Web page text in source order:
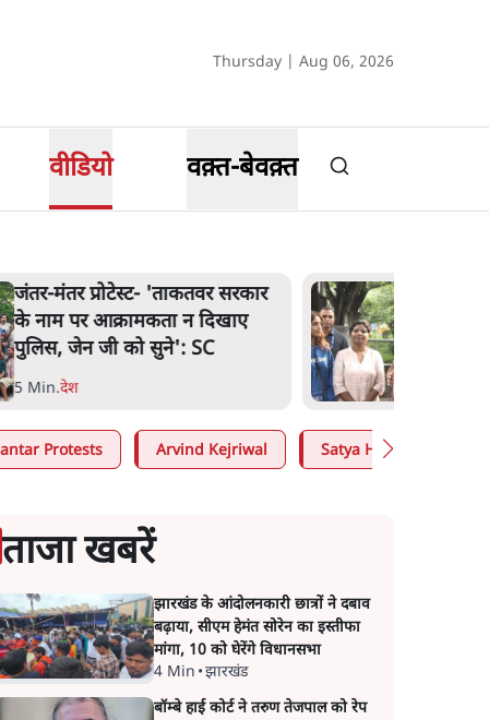
Thursday | Aug 06, 2026
वीडियो वक़्त-बेवक़्त
जंतर मंतर प्रोटेस्ट: 'युवाओं को
प्रताड़ित किया जा रहा है, पर मोदी-
शाह में बोलने की हिम्मत नहीं'- राहुल
7 Min.देश
Protests Arvind Kejriwal Satya Hindi
ताजा खबरें
झारखंड के आंदोलनकारी छात्रों ने दबाव
बढ़ाया, सीएम हेमंत सोरेन का इस्तीफा
मांगा, 10 को घेरेंगे विधानसभा
4 Min •झारखंड
बॉम्बे हाई कोर्ट ने तरुण तेजपाल को रेप